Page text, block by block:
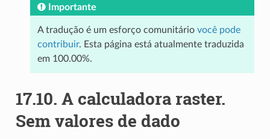
Importante
A tradução é um esforço comunitário você pode
contribuir. Esta página está atualmente traduzida
em 100.00%.
17.10. A calculadora raster.
Sem valores de dado